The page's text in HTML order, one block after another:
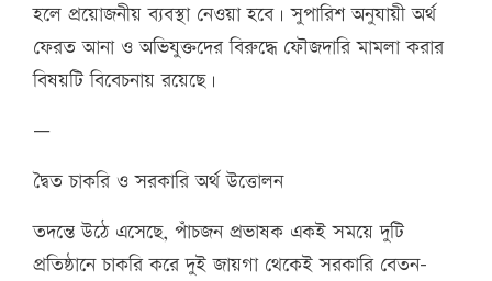
হলে প্রয়োজনীয় ব্যবস্থা নেওয়া হবে। সুপারিশ অনুযায়ী অর্থ
ফেরত আনা ও অভিযুক্তদের বিরুদ্ধে ফৌজদারি মামলা করার
বিষয়টি বিবেচনায় রয়েছে।
—
দ্বৈত চাকরি ও সরকারি অর্থ উত্তোলন
তদন্তে উঠে এসেছে, পাঁচজন প্রভাষক একই সময়ে দুটি
প্রতিষ্ঠানে চাকরি করে দুই জায়গা থেকেই সরকারি বেতন-